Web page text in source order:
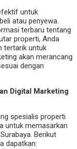
untuk
atau penyewa.
terbaru tentang
properti, Anda
tertarik untuk
akan merancang
dengan
Digital Marketing
spesialis properti
untuk memasarkan
Berikut
dapatkan: